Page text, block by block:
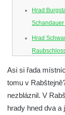
Hrad
Hrad
Hrad
Hrad Šebín
Hrad
Hrad
Asi si řada
tomu v
nezbláznil. V
hrady hned dva a